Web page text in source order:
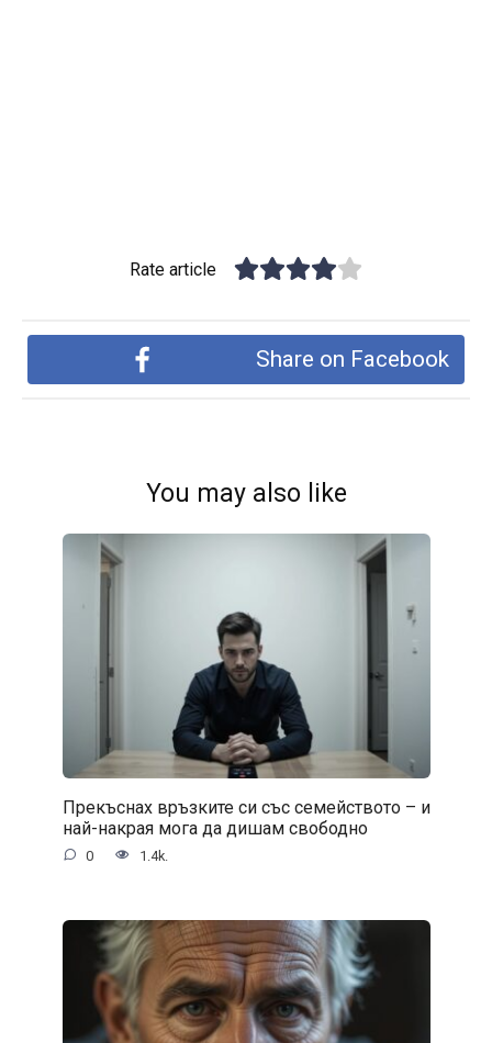
Rate article
Share on Facebook
You may also like
Прекъснах връзките си със семейството – и
най-накрая мога да дишам свободно
0 1.4k.